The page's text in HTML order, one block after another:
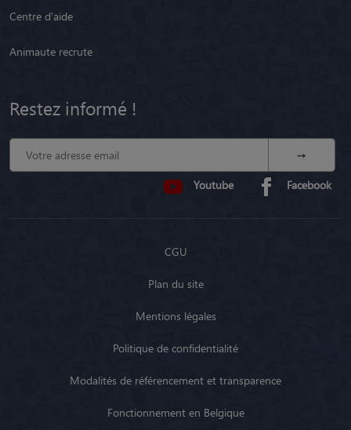
Centre d'aide
Animaute recrute
Restez informé !
Youtube Facebook
CGU
Plan du site
Mentions légales
Politique de confidentialité
Modalités de référencement et transparence
Fonctionnement en Belgique